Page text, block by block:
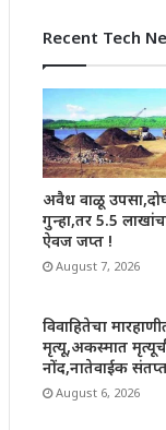
Recent Tech
अवैध वाळू
गुन्हा,तर 5.5
ऐवज जप्त !
August 7, 2026
विवाहितेचा
मृत्यू,अकस्मात
नोंद,नातेवाईक
August 6, 2026